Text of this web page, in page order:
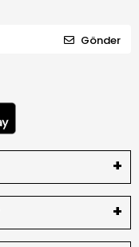
Gönder